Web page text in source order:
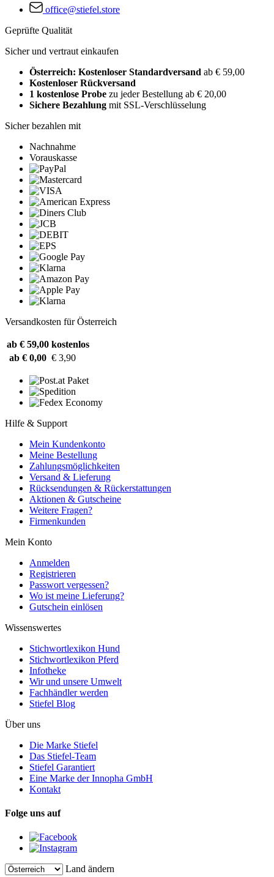
office@stiefel.store
Geprüfte Qualität
Sicher und vertraut einkaufen
Österreich: Kostenloser Standardversand ab € 59,00
Kostenloser Rückversand
1 kostenlose Probe zu jeder Bestellung ab € 20,00
Sichere Bezahlung mit SSL-Verschlüsselung
Sicher bezahlen mit
Nachnahme
Vorauskasse
Versandkosten für Österreich
ab € 59,00 kostenlos
ab € 0,00 € 3,90
Hilfe & Support
Mein Kundenkonto
Meine Bestellung
Zahlungsmöglichkeiten
Versand & Lieferung
Rücksendungen & Rückerstattungen
Aktionen & Gutscheine
Weitere Fragen?
Firmenkunden
Mein Konto
Anmelden
Registrieren
Passwort vergessen?
Wo ist meine Lieferung?
Gutschein einlösen
Wissenswertes
Stichwortlexikon Hund
Stichwortlexikon Pferd
Infotheke
Wir und unsere Umwelt
Fachhändler werden
Stiefel Blog
Über uns
Die Marke Stiefel
Das Stiefel-Team
Stiefel Garantiert
Eine Marke der Innopha GmbH
Kontakt
Folge uns auf
Land ändern